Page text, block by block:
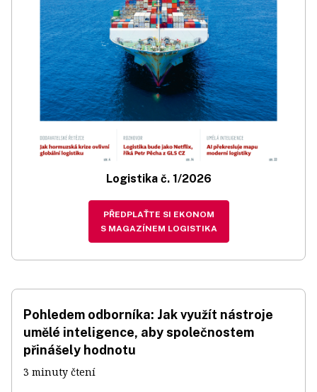
Logistika č. 1/2026
PŘEDPLAŤTE SI EKONOM
S MAGAZÍNEM LOGISTIKA
Pohledem odborníka: Jak využít nástroje
umělé inteligence, aby společnostem
přinášely hodnotu
3 minuty čtení